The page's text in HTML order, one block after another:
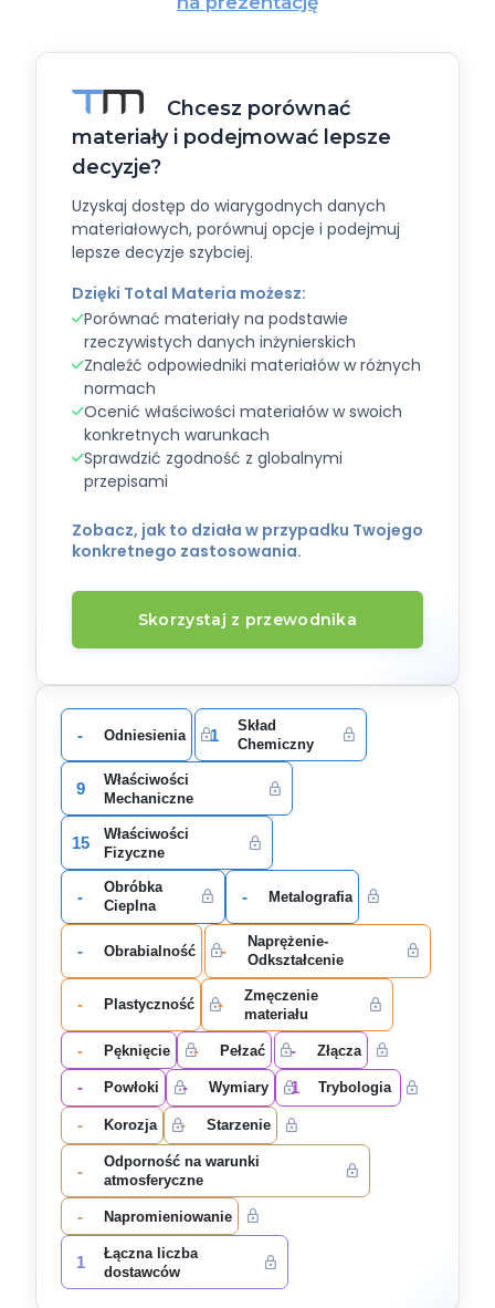
Chcesz porównać
materiały i podejmować lepsze
decyzje?
Uzyskaj dostęp do wiarygodnych danych
materiałowych, porównuj opcje i podejmuj
lepsze decyzje szybciej.
Dzięki Total Materia możesz:
Porównać materiały na podstawie
rzeczywistych danych inżynierskich
Znaleźć odpowiedniki materiałów w różnych
normach
Ocenić właściwości materiałów w swoich
konkretnych warunkach
Sprawdzić zgodność z globalnymi
przepisami
Zobacz, jak to działa w przypadku Twojego
konkretnego zastosowania.
Skorzystaj z przewodnika
- Odniesienia 1
Skład
Chemiczny
9
Właściwości
Mechaniczne
15
Właściwości
Fizyczne
-
Obróbka
Cieplna
- Metalografia
- Obrabialność -
Naprężenie-
Odkształcenie
- Plastyczność -
Zmęczenie
materiału
- Pęknięcie - Pełzać - Złącza
- Powłoki - Wymiary 1 Trybologia
- Korozja - Starzenie
-
Odporność na warunki
atmosferyczne
- Napromieniowanie
1
Łączna liczba
dostawców